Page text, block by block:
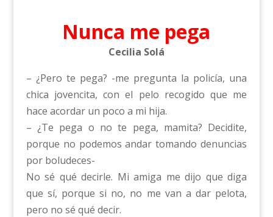
Nunca me pega
Cecilia Solá
– ¿Pero te pega? -me pregunta la policía, una
chica jovencita, con el pelo recogido que me
hace acordar un poco a mi hija.
– ¿Te pega o no te pega, mamita? Decidite,
porque no podemos andar tomando denuncias
por boludeces-
No sé qué decirle. Mi amiga me dijo que diga
que sí, porque si no, no me van a dar pelota,
pero no sé qué decir.